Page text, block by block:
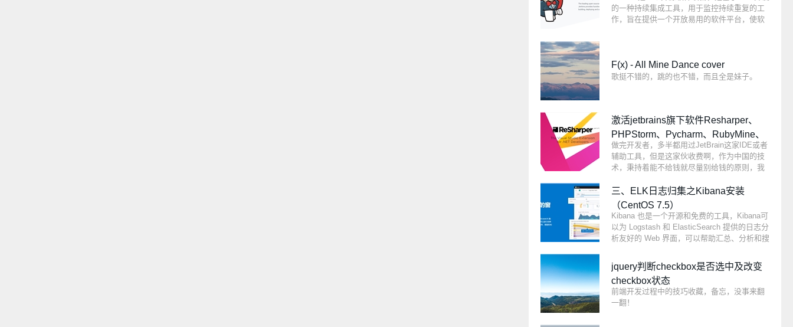
的一种持续集成工具，用于监控持续重复的工
作，旨在提供一个开放易用的软件平台，使软
代码，可以处理任何类型的构建或持续集成。
集成Jenkins可以用于一些测试和部署技术。
F(x) - All Mine Dance cover
歌挺不错的，跳的也不错，而且全是妹子。
激活jetbrains旗下软件Resharper、
PHPStorm、Pycharm、RubyMine、
WebStorm等
做完开发者，多半都用过JetBrain这家IDE或者
辅助工具，但是这家伙收费啊，作为中国的技
术，秉持着能不给钱就尽量别给钱的原则，我
三、ELK日志归集之Kibana安装
（CentOS 7.5）
Kibana 也是一个开源和免费的工具，Kibana可
以为 Logstash 和 ElasticSearch 提供的日志分
析友好的 Web 界面，可以帮助汇总、分析和搜
jquery判断checkbox是否选中及改变
checkbox状态
前端开发过程中的技巧收藏，备忘，没事来翻
一翻！